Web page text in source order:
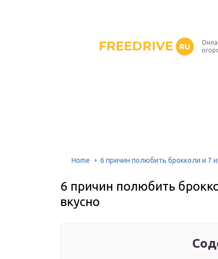
FREEDRIVE RU
Home 6 причин полюбить брокколи и 7
6 причин полюбить
вкусно